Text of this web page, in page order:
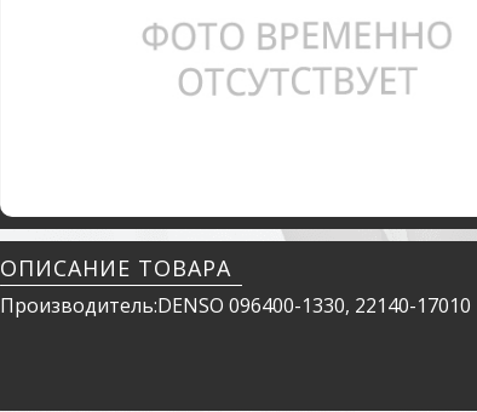
ОПИСАНИЕ ТОВАРА
Производитель:DENSO 096400-1330, 22140-17010